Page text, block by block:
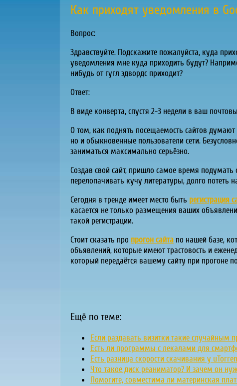
Как приходят уведомления в
Вопрос:
Здравствуйте. Подскажите пожалуйста, куда
уведомления мне куда приходить будут?
нибудь от гугл эдвордс приходит?
Ответ:
В виде конверта, спустя 2-3 недели в ваш
О том, как поднять посещаемость сайтов
но и обыкновенные пользователи сети.
заниматься максимально серьёзно.
Создав свой сайт, пришло самое время
перелопачивать кучу литературы, долго потеть
Сегодня в тренде имеет место быть регистрация
касается не только размещения ваших
такой регистрации.
Стоит сказать про прогон сайта по нашей базе,
объявлений, которые имеют трастовость и
который передаётся вашему сайту при прогоне
Ещё по теме:
Если раздавать визитки такие случайным
Есть ли программы с лекалами для
Есть разница скорости скачивания у
Что такое диск реаниматор? И зачем он
Помогите, совместима ли материнская